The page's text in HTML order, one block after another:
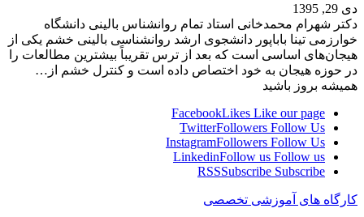
دی 29, 1395
دکتر شهرام محمدخانی استاد تمام روانشناس بالینی دانشگاه
خوارزمی تینا باباپور دانشجوی ارشد روانشناسی بالینی خشم یکی از
هیجان‌های اساسی است که بعد از ترس تقریباً بیشترین مطالعات را
در حوزه هیجان به خود اختصاص داده است و کنترل خشم از…
همیشه بروز باشید
FacebookLikes Like our page
TwitterFollowers Follow Us
InstagramFollowers Follow Us
LinkedinFollow us Follow us
RSSSubscribe Subscribe
کارگاه های آموزشی تخصصی